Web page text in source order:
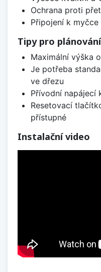
Ochrana proti
Připojení k myčce
Tipy pro plánování
Maximální výška
Je potřeba
ve dřezu
Přívodní napájecí
Resetovací
přístupné
Instalační video